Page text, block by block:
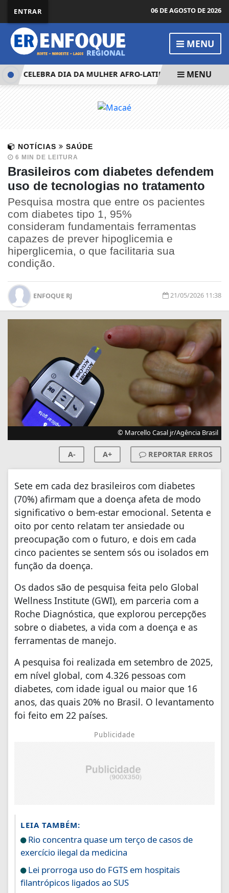
ENTRAR 06 DE AGOSTO DE 2026
MENU
CELEBRA DIA DA MULHER AFRO-LATINO-AMERICANA EM
MENU
NOTÍCIAS SAÚDE
6 MIN DE LEITURA
Brasileiros com diabetes defendem
uso de tecnologias no tratamento
Pesquisa mostra que entre os pacientes
com diabetes tipo 1, 95%
consideram fundamentais ferramentas
capazes de prever hipoglicemia e
hiperglicemia, o que facilitaria sua
condição.
ENFOQUE RJ 21/05/2026 11:38
© Marcello Casal jr/Agência Brasil
A- A+ REPORTAR ERROS
Sete em cada dez brasileiros com diabetes
(70%) afirmam que a doença afeta de modo
significativo o bem-estar emocional. Setenta e
oito por cento relatam ter ansiedade ou
preocupação com o futuro, e dois em cada
cinco pacientes se sentem sós ou isolados em
função da doença.
Os dados são de pesquisa feita pelo Global
Wellness Institute (GWI), em parceria com a
Roche Diagnóstica, que explorou percepções
sobre o diabetes, a vida com a doença e as
ferramentas de manejo.
A pesquisa foi realizada em setembro de 2025,
em nível global, com 4.326 pessoas com
diabetes, com idade igual ou maior que 16
anos, das quais 20% no Brasil. O levantamento
foi feito em 22 países.
Publicidade
LEIA TAMBÉM:
Rio concentra quase um terço de casos de
exercício ilegal da medicina
Lei prorroga uso do FGTS em hospitais
filantrópicos ligados ao SUS